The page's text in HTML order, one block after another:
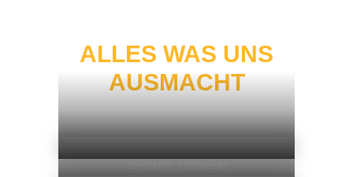
ALLES WAS UNS
AUSMACHT
SCHULLEBEN